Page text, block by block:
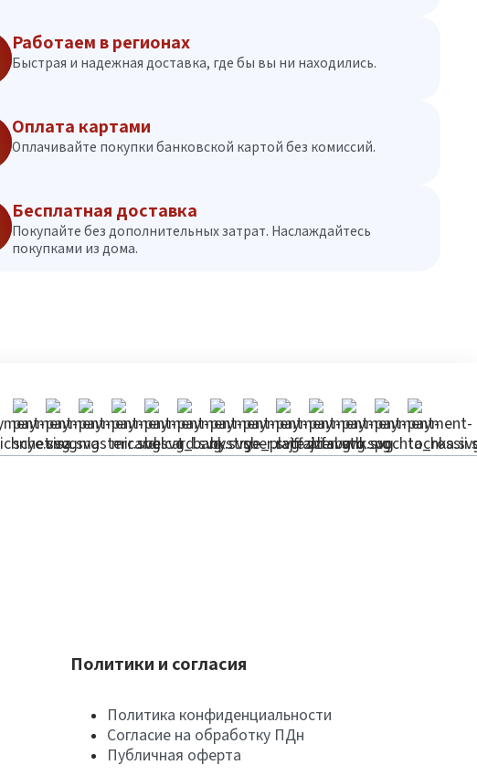
Работаем в регионах
Быстрая и надежная доставка, где бы вы ни находились.
Оплата картами
Оплачивайте покупки банковской картой без комиссий.
Бесплатная доставка
Покупайте без дополнительных затрат. Наслаждайтесь
покупками из дома.
Политики и согласия
Политика конфиденциальности
Согласие на обработку ПДн
Публичная оферта